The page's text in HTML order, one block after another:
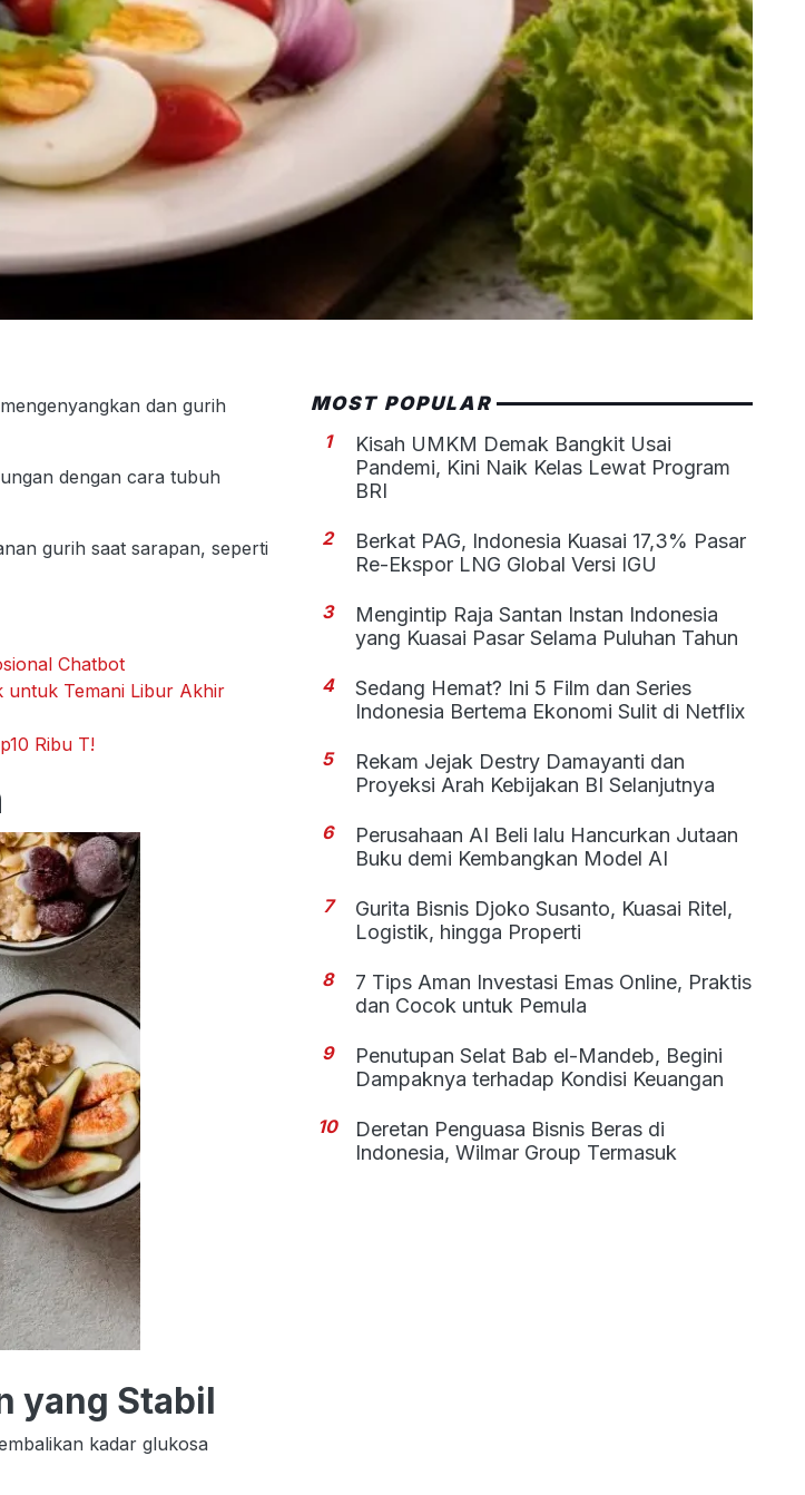
dan gurih
dengan cara tubuh
gurih saat sarapan, seperti
Chatbot
untuk Temani Libur Akhir
Ribu T!
yang Stabil
kadar glukosa
MOST POPULAR
1
Kisah UMKM Demak Bangkit Usai
Pandemi, Kini Naik Kelas Lewat Program
BRI
2
Berkat PAG, Indonesia Kuasai 17,3% Pasar
Re-Ekspor LNG Global Versi IGU
3
Mengintip Raja Santan Instan Indonesia
yang Kuasai Pasar Selama Puluhan Tahun
4
Sedang Hemat? Ini 5 Film dan Series
Indonesia Bertema Ekonomi Sulit di Netflix
5
Rekam Jejak Destry Damayanti dan
Proyeksi Arah Kebijakan BI Selanjutnya
6
Perusahaan AI Beli lalu Hancurkan Jutaan
Buku demi Kembangkan Model AI
7
Gurita Bisnis Djoko Susanto, Kuasai Ritel,
Logistik, hingga Properti
8
7 Tips Aman Investasi Emas Online, Praktis
dan Cocok untuk Pemula
9
Penutupan Selat Bab el-Mandeb, Begini
Dampaknya terhadap Kondisi Keuangan
10
Deretan Penguasa Bisnis Beras di
Indonesia, Wilmar Group Termasuk